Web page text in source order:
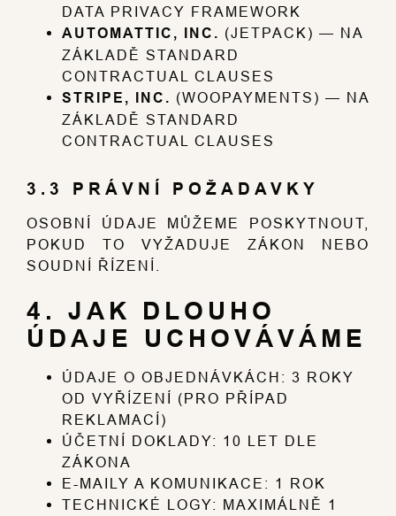
DATA PRIVACY FRAMEWORK
AUTOMATTIC, INC. (JETPACK) — NA
ZÁKLADĚ STANDARD
CONTRACTUAL CLAUSES
STRIPE, INC. (WOOPAYMENTS) — NA
ZÁKLADĚ STANDARD
CONTRACTUAL CLAUSES
3.3 PRÁVNÍ POŽADAVKY
OSOBNÍ ÚDAJE MŮŽEME POSKYTNOUT,
POKUD TO VYŽADUJE ZÁKON NEBO
SOUDNÍ ŘÍZENÍ.
4. JAK DLOUHO
ÚDAJE UCHOVÁVÁME
ÚDAJE O OBJEDNÁVKÁCH: 3 ROKY
OD VYŘÍZENÍ (PRO PŘÍPAD
REKLAMACÍ)
ÚČETNÍ DOKLADY: 10 LET DLE
ZÁKONA
E-MAILY A KOMUNIKACE: 1 ROK
TECHNICKÉ LOGY: MAXIMÁLNĚ 1